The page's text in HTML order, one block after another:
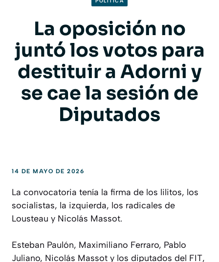
La oposición no
juntó los votos para
destituir a Adorni y
se cae la sesión de
Diputados
14 DE MAYO DE 2026
La convocatoria tenía la firma de los lilitos, los
socialistas, la izquierda, los radicales de
Lousteau y Nicolás Massot.
Esteban Paulón, Maximiliano Ferraro, Pablo
Juliano, Nicolás Massot y los diputados del FIT,